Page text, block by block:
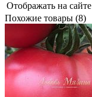
Отображать на сайте
Похожие товары (8)